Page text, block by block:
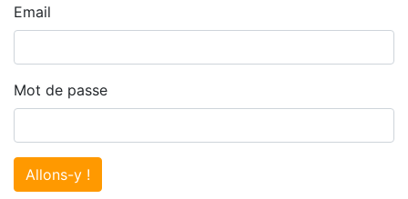
Email
Mot de passe
Allons-y !